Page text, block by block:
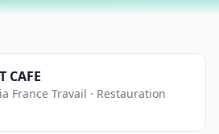
CAFE
France Travail · Restauration